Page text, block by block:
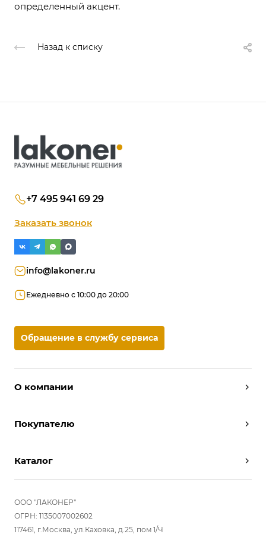
определенный акцент.
Назад к списку
О компании
Условия работы
Отзывы
Вопрос-ответ
Покупателю
Вызвать дизайнера
Реализованные проекты
Комплектуем шкаф-купе
Каталог
Шкафы
Прихожие
Гостиные
ООО "ЛАКОНЕР"
ОГРН: 1135007002602
117461, г.Москва, ул.Каховка, д.25, пом 1/Ч
+7 495 941 69 29
Заказать звонок
info@lakoner.ru
Ежедневно с 10:00 до 20:00
Обращение в службу сервиса